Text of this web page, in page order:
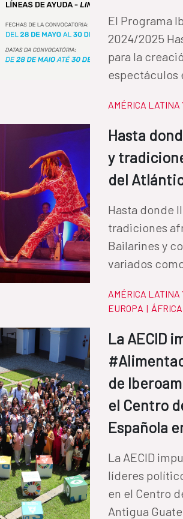
El Programa
2024/2025
para la
espectáculos
AMÉRICA LATINA
Hasta
y
del
Hasta donde
tradiciones
Bailarines y
variados
AMÉRICA LATINA
EUROPA | ÁFRICA
La AECID
de
el Centro
Española
La AECID
líderes
en el Centro
Antigua